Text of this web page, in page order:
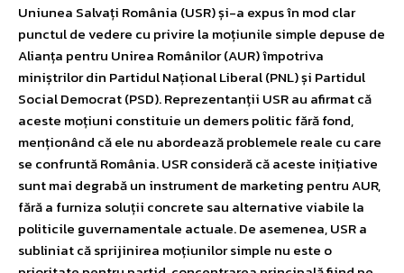
Uniunea Salvați România (USR) și-a expus în mod clar
punctul de vedere cu privire la moțiunile simple depuse de
Alianța pentru Unirea Românilor (AUR) împotriva
miniștrilor din Partidul Național Liberal (PNL) și Partidul
Social Democrat (PSD). Reprezentanții USR au afirmat că
aceste moțiuni constituie un demers politic fără fond,
menționând că ele nu abordează problemele reale cu care
se confruntă România. USR consideră că aceste inițiative
sunt mai degrabă un instrument de marketing pentru AUR,
fără a furniza soluții concrete sau alternative viabile la
politicile guvernamentale actuale. De asemenea, USR a
subliniat că sprijinirea moțiunilor simple nu este o